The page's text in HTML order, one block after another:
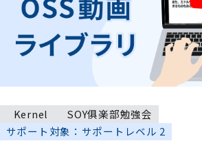
Kernel
SOY俱楽部勉強会
サポート対象：サポートレベル 2